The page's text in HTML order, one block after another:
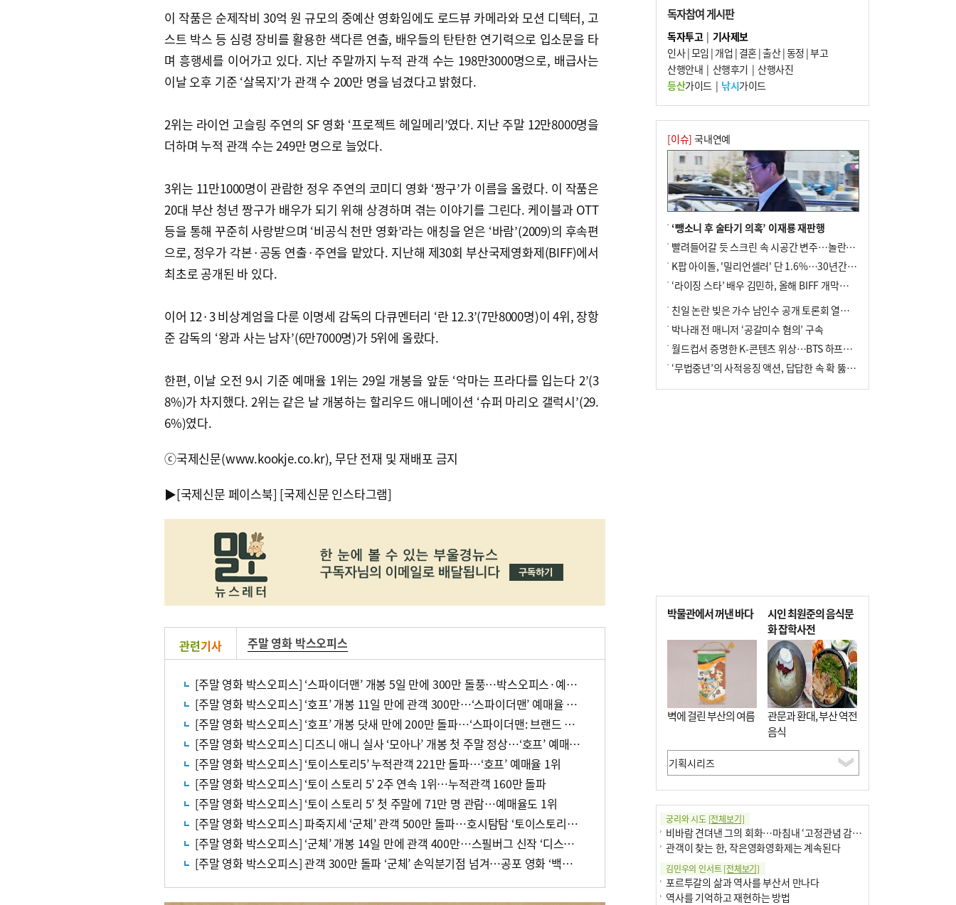
이 작품은 순제작비 30억 원 규모의 중예산 영화임에도 로드뷰 카메라와 모션 디텍터, 고
스트 박스 등 심령 장비를 활용한 색다른 연출, 배우들의 탄탄한 연기력으로 입소문을 타
며 흥행세를 이어가고 있다. 지난 주말까지 누적 관객 수는 198만3000명으로, 배급사는
이날 오후 기준 ‘살목지’가 관객 수 200만 명을 넘겼다고 밝혔다.
2위는 라이언 고슬링 주연의 SF 영화 ‘프로젝트 헤일메리’였다. 지난 주말 12만8000명을
더하며 누적 관객 수는 249만 명으로 늘었다.
3위는 11만1000명이 관람한 정우 주연의 코미디 영화 ‘짱구’가 이름을 올렸다. 이 작품은
20대 부산 청년 짱구가 배우가 되기 위해 상경하며 겪는 이야기를 그린다. 케이블과 OTT
등을 통해 꾸준히 사랑받으며 ‘비공식 천만 영화’라는 애칭을 얻은 ‘바람’(2009)의 후속편
으로, 정우가 각본·공동 연출·주연을 맡았다. 지난해 제30회 부산국제영화제(BIFF)에서
최초로 공개된 바 있다.
이어 12·3 비상계엄을 다룬 이명세 감독의 다큐멘터리 ‘란 12.3’(7만8000명)이 4위, 장항
준 감독의 ‘왕과 사는 남자’(6만7000명)가 5위에 올랐다.
한편, 이날 오전 9시 기준 예매율 1위는 29일 개봉을 앞둔 ‘악마는 프라다를 입는다 2’(3
8%)가 차지했다. 2위는 같은 날 개봉하는 할리우드 애니메이션 ‘슈퍼 마리오 갤럭시’(29.
6%)였다.
ⓒ국제신문(www.kookje.co.kr), 무단 전재 및 재배포 금지
▶[국제신문 페이스북] [국제신문 인스타그램]
관련기사 주말 영화 박스오피스
[주말 영화 박스오피스] ‘스파이더맨’ 개봉 5일 만에 300만 돌풍…박스오피스·예매율 동시 1위
[주말 영화 박스오피스] ‘호프’ 개봉 11일 만에 관객 300만…‘스파이더맨’ 예매율 68.8% 1위
[주말 영화 박스오피스] ‘호프’ 개봉 닷새 만에 200만 돌파…‘스파이더맨: 브랜드 뉴 데이’ 예매율 1위
[주말 영화 박스오피스] 디즈니 애니 실사 ‘모아나’ 개봉 첫 주말 정상…‘호프’ 예매율 62.5% 1위
[주말 영화 박스오피스] ‘토이스토리5’ 누적관객 221만 돌파…‘호프’ 예매율 1위
[주말 영화 박스오피스] ‘토이 스토리 5’ 2주 연속 1위…누적관객 160만 돌파
[주말 영화 박스오피스] ‘토이 스토리 5’ 첫 주말에 71만 명 관람…예매율도 1위
[주말 영화 박스오피스] 파죽지세 ‘군체’ 관객 500만 돌파…호시탐탐 ‘토이스토리5’ 예매 1위
[주말 영화 박스오피스] ‘군체’ 개봉 14일 만에 관객 400만…스필버그 신작 ‘디스클로저 데이’ 예매 1위
[주말 영화 박스오피스] 관객 300만 돌파 ‘군체’ 손익분기점 넘겨…공포 영화 ‘백룸’ 2위
군사기밀 유출자 색출 지시
7
부산 주유소 휘발유 평균가 ℓ당 1849원…
전주보다 3원 ↓
8
[속보] ‘심판 성접대’ 논란 축구협회 공식 사
과…“현재는 부적절 행위 없어”
10 "올해 코스피 사이드카 43회 중 25회는 삼
전닉스 ETF 이후 발생"
독자참여 게시판
독자투고| 기사제보
인사|모임 | 개업 | 결혼|출산|동정 |부고
산행안내 | 산행후기 | 산행사진
등산가이드| 낚시가이드
[이슈] 국내연예
‘뺑소니 후 술타기 의혹’ 이재룡 재판행
빨려들어갈 듯 스크린 속 시공간 변주…놀란의 메시지는 ‘전쟁 속죄’
K팝 아이돌, '밀리언셀러' 단 1.6%…30년간 등장 1182개팀 전수조사
‘라이징 스타’ 배우 김민하, 올해 BIFF 개막식 사회자 확정
친일 논란 빚은 가수 남인수 공개 토론회 열린다.
박나래 전 매니저 ‘공갈미수 혐의’ 구속
월드컵서 증명한 K-콘텐츠 위상…BTS 하프타임쇼·정호연 트로피 세리머니
‘무법중년’의 사적응징 액션, 답답한 속 확 뚫어주네
박물관에서 꺼낸 바다
벽에 걸린 부산의 여름
시인 최원준의 음식문
화 잡학사전
관문과 환대, 부산 역전
음식
궁리와 시도 [전체보기]
비바람 견뎌낸 그의 회화…마침내 ‘고정관념 감옥’서 해방
관객이 찾는 한, 작은영화영화제는 계속된다
김민우의 인서트[전체보기]
포르투갈의 삶과 역사를 부산서 만나다
역사를 기억하고 재현하는 방법